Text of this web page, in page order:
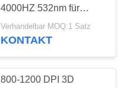
4000HZ 532nm für
Kristall und unter der
Oberfläche liegenden
Verhandelbar MOQ:1 Satz
KONTAKT
800-1200 DPI 3D